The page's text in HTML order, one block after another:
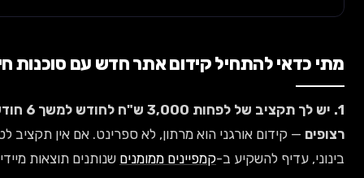
להתחיל קידום אתר חדש עם סוכנות חיצונית
1. יש לך תקציב של לפחות 3,000 ש"ח לחודש למשך 6 חודשים
— קידום אורגני הוא מרתון, לא ספרינט. אם אין תקציב לטווח
עדיף להשקיע ב-קמפיינים ממומניםשנותנים תוצאות מיידיות.